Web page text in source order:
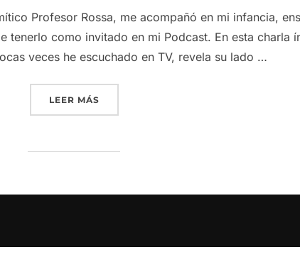
Profesor Rossa, me acompañó en mi infancia,
como invitado en mi Podcast. En esta charla
veces he escuchado en TV, revela su lado …
LEER MÁS“CONVERSANDO CON EL GRAN IVÁN